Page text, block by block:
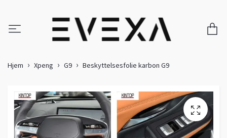
Hjem Xpeng G9 Beskyttelsesfolie karbon G9